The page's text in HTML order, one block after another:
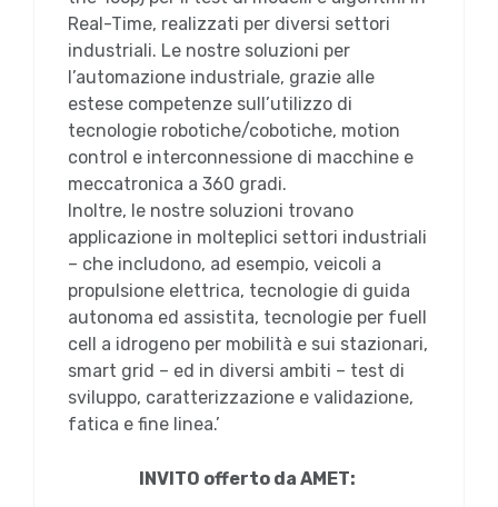
Real-Time, realizzati per diversi settori
industriali. Le nostre soluzioni per
l’automazione industriale, grazie alle
estese competenze sull’utilizzo di
tecnologie robotiche/cobotiche, motion
control e interconnessione di macchine e
meccatronica a 360 gradi.
Inoltre, le nostre soluzioni trovano
applicazione in molteplici settori industriali
– che includono, ad esempio, veicoli a
propulsione elettrica, tecnologie di guida
autonoma ed assistita, tecnologie per fuell
cell a idrogeno per mobilità e sui stazionari,
smart grid – ed in diversi ambiti – test di
sviluppo, caratterizzazione e validazione,
fatica e fine linea.’
INVITO offerto da AMET: